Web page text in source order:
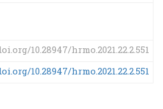
10.28947/hrmo.2021.22.2.551
10.28947/hrmo.2021.22.2.551